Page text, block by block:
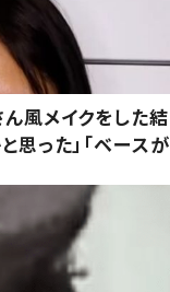
風メイクをした結
った」「ベースが